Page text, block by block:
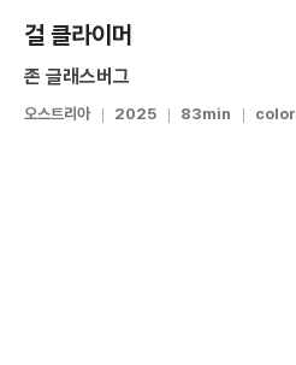
걸 클라이머
존 글래스버그
오스트리아 2025 83min color